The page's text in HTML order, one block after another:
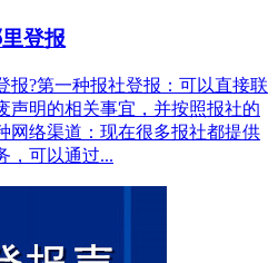
登报
报?第一种报社登报：可以直接联
声明的相关事宜，并按照报社的
网络渠道：现在很多报社都提供
，可以通过...